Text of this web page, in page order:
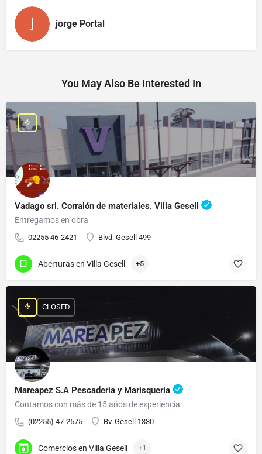
jorge Portal
You May Also Be Interested In
Vadago srl. Corralón de materiales. Villa Gesell
Entregamos en obra
02255 46-2421 Blvd. Gesell 499
Aberturas en Villa Gesell +5
Mareapez S.A Pescaderia y Marisqueria
Contamos con más de 15 años de experiencia
(02255) 47-2575 Bv. Gesell 1330
CLOSED
Comercios en Villa Gesell +1